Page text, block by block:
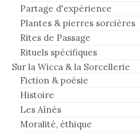
Partage d'expérience
Plantes & pierres sorcières
Rites de Passage
Rituels spécifiques
Sur la Wicca & la Sorcellerie
Fiction & poésie
Histoire
Les Aînés
Moralité, éthique